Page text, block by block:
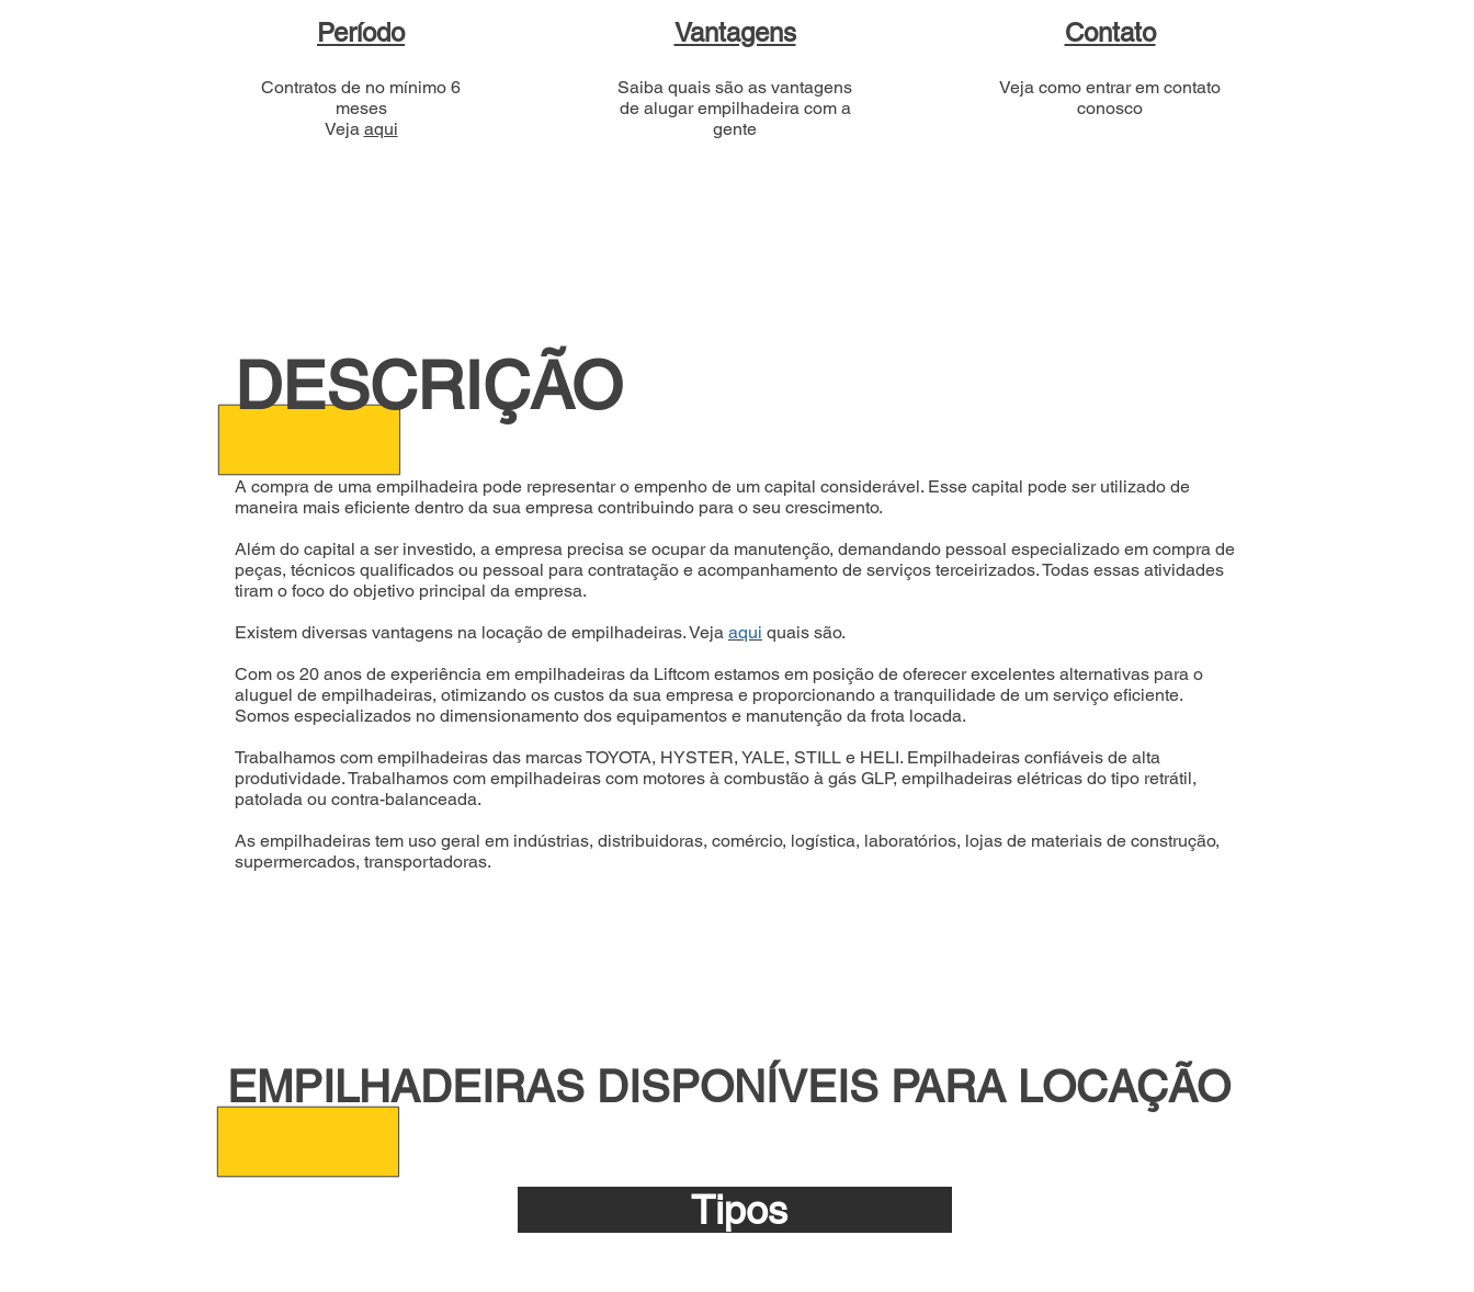
Período
Contratos de no mínimo 6
meses
Veja aqui
Vantagens
Saiba quais são as vantagens
de alugar empilhadeira com a
gente
Contato
Veja como entrar em contato
conosco
DESCRIÇÃO
A compra de uma empilhadeira pode representar o empenho de um capital considerável. Esse capital pode ser utilizado de
maneira mais eficiente dentro da sua empresa contribuindo para o seu crescimento.
Além do capital a ser investido, a empresa precisa se ocupar da manutenção, demandando pessoal especializado em compra de
peças, técnicos qualificados ou pessoal para contratação e acompanhamento de serviços terceirizados. Todas essas atividades
tiram o foco do objetivo principal da empresa.
Existem diversas vantagens na locação de empilhadeiras. Veja aqui quais são.
Com os 20 anos de experiência em empilhadeiras da Liftcom estamos em posição de oferecer excelentes alternativas para o
aluguel de empilhadeiras, otimizando os custos da sua empresa e proporcionando a tranquilidade de um serviço eficiente.
Somos especializados no dimensionamento dos equipamentos e manutenção da frota locada.
Trabalhamos com empilhadeiras das marcas TOYOTA, HYSTER, YALE, STILL e HELI. Empilhadeiras confiáveis de alta
produtividade.Trabalhamos com empilhadeiras com motores à combustão à gás GLP, empilhadeiras elétricas do tipo retrátil,
patolada ou contra-balanceada.
As empilhadeiras tem uso geral em indústrias, distribuidoras, comércio, logística, laboratórios, lojas de materiais de construção,
supermercados, transportadoras.
EMPILHADEIRAS DISPONÍVEIS PARA LOCAÇÃO
Tipos